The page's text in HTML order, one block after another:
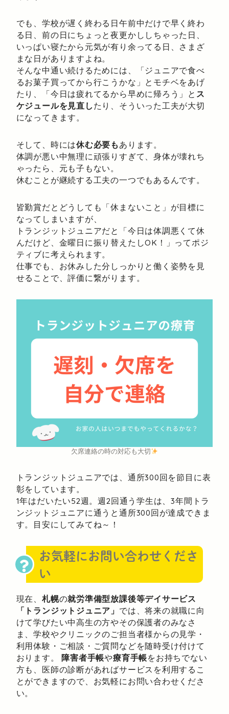
でも、学校が遅く終わる日午前中だけで早く終わ
る日、前の日にちょっと夜更かししちゃった日、
いっぱい寝たから元気が有り余ってる日、さまざ
まな日がありますよね。
そんな中通い続けるためには、「ジュニアで食べ
るお菓子買ってから行こうかな」とモチベをあげ
たり、「今日は疲れてるから早めに帰ろう」と ス
ケジュールを見直し たり、そういった工夫が大切
になってきます。
そして、時には休む必要も あります。
体調が悪い中無理に頑張りすぎて、身体が壊れち
ゃったら、元も子もない。
休むことが継続する工夫の一つでもあるんです。
皆勤賞だとどうしても「休まないこと」が目標に
なってしまいますが、
トランジットジュニアだと「今日は体調悪くて休
んだけど、金曜日に振り替えたしOK！」ってポジ
ティブに考えられます。
仕事でも、お休みした分しっかりと働く姿勢を見
せることで、評価に繋がります。
欠席連絡の時の対応も大切
トランジットジュニアでは、通所300回を節目に表
彰をしています。
1年はだいたい52週。週2回通う学生は、3年間トラ
ンジットジュニアに通うと通所300回が達成できま
す。目安にしてみてね～！
お気軽にお問い合わせくださ
い
現在、 札幌の就労準備型放課後等デイサービス
「トランジットジュニア」 では、将来の就職に向
けて学びたい中高生の方やその保護者のみなさ
ま、学校やクリニックのご担当者様からの見学・
利用体験・ご相談・ご質問などを随時受け付けて
おります。 障害者手帳や療育手帳をお持ちでない
方も、医師の診断があればサービスを利用するこ
とができますので、お気軽にお問い合わせくださ
い。